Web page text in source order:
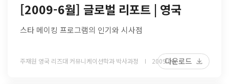
[2009-6월] 글로벌 리포트 | 영국
스타 메이킹 프로그램의 인기와 시사점
주재원 영국 리즈대 커뮤니케이션학과 박사과정 2009 06다운로드